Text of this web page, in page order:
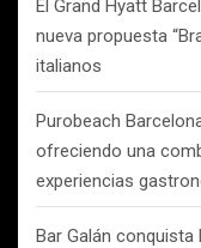
El Grand Hyatt
nueva propuesta
italianos
Purobeach
ofreciendo una
experiencias
Bar Galán conquista